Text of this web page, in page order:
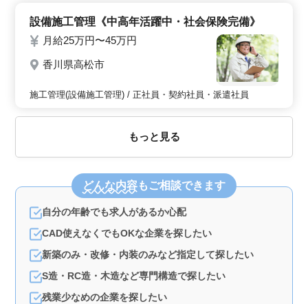
設備施工管理《中高年活躍中・社会保険完備》
月給25万円〜45万円
香川県高松市
施工管理(設備施工管理) / 正社員・契約社員・派遣社員
もっと見る
どんな内容もご相談できます
自分の年齢でも求人があるか心配
CAD使えなくでもOKな企業を探したい
新築のみ・改修・内装のみなど指定して探したい
S造・RC造・木造など専門構造で探したい
残業少なめの企業を探したい